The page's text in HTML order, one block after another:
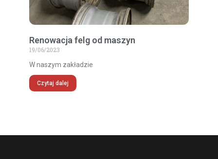
Renowacja felg od maszyn
19/06/2023
W naszym zakładzie
Czytaj dalej